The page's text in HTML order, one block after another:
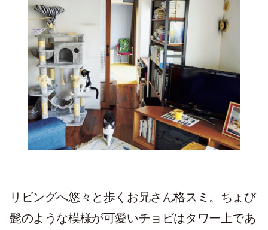
リビングへ悠々と歩くお兄さん格スミ。ちょび
髭のような模様が可愛いチョビはタワー上であ